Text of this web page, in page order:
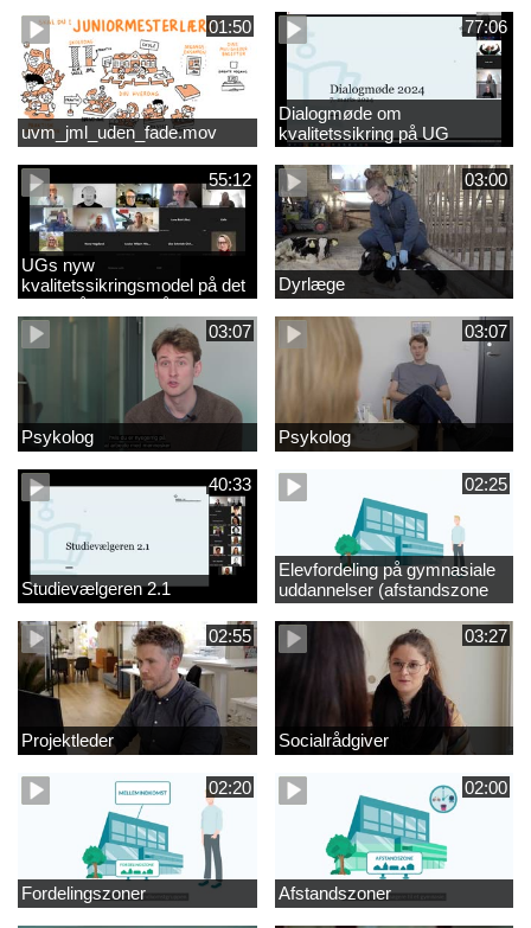
01:50
uvm_jml_uden_fade.mov
77:06
Dialogmøde om
kvalitetssikring på UG
55:12
UGs nyw
kvalitetssikringsmodel på det
videregående område
03:00
Dyrlæge
03:07
Psykolog
03:07
Psykolog
40:33
Studievælgeren 2.1
02:25
Elevfordeling på gymnasiale
uddannelser (afstandszone
redigeret)
02:55
Projektleder
03:27
Socialrådgiver
02:20
Fordelingszoner
02:00
Afstandszoner